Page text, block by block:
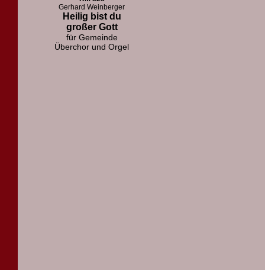
Gerhard Weinberger
Heilig bist du
großer Gott
für Gemeinde
Überchor und Orgel